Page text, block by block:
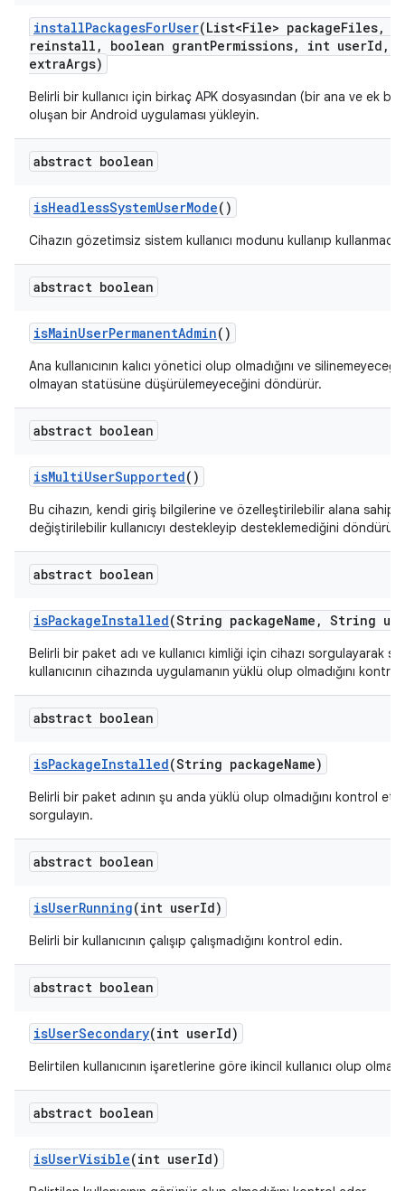
installPackagesForUser(List<File> packageFiles,
reinstall , boolean grantPermissions, int userId ,
extraArgs)
Belirli bir kullanıcı için birkaç APK dosyasından (bir ana ve ek
oluşan bir Android uygulaması yükleyin.
abstract boolean
isHeadlessSystemUserMode()
Cihazın gözetimsiz sistem kullanıcı modunu kullanıp
abstract boolean
isMainUserPermanentAdmin()
Ana kullanıcının kalıcı yönetici olup olmadığını ve
olmayan statüsüne düşürülemeyeceğini döndürür.
abstract boolean
isMultiUserSupported()
Bu cihazın, kendi giriş bilgilerine ve özelleştirilebilir alana sahip
değiştirilebilir kullanıcıyı destekleyip desteklemediğini döndürür.
abstract boolean
isPackageInstalled(String packageName , String
Belirli bir paket adı ve kullanıcı kimliği için cihazı sorgulayarak
kullanıcının cihazında uygulamanın yüklü olup olmadığını
abstract boolean
isPackageInstalled(String packageName)
Belirli bir paket adının şu anda yüklü olup olmadığını kontrol
sorgulayın.
abstract boolean
isUserRunning(int userId)
Belirli bir kullanıcının çalışıp çalışmadığını kontrol edin.
abstract boolean
isUserSecondary(int userId)
Belirtilen kullanıcının işaretlerine göre ikincil kullanıcı olup
abstract boolean
isUserVisible(int userId)